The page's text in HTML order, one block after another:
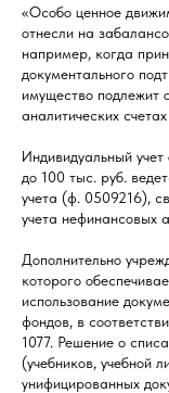
«Особо ценное
отнесли на
например, когда
документального
имущество подлежит
аналитических счетах
Индивидуальный
до 100 тыс. руб.
учета (ф. 0509216),
учета нефинансовых
Дополнительно
которого
использование
фондов, в
1077. Решение о
(учебников, учебной
унифицированных